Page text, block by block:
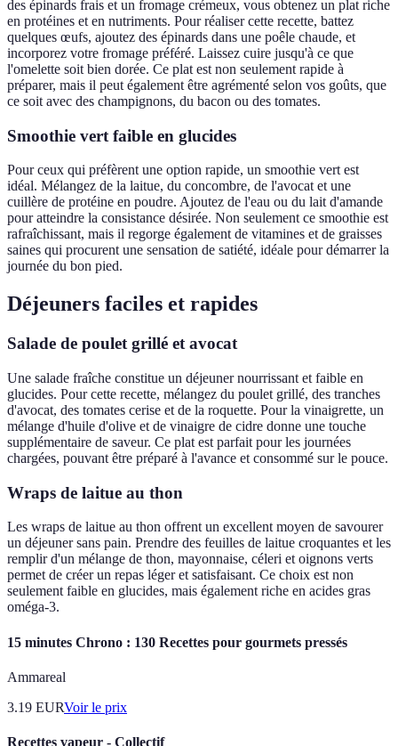
des épinards frais et un fromage crémeux, vous obtenez un plat riche
en protéines et en nutriments. Pour réaliser cette recette, battez
quelques œufs, ajoutez des épinards dans une poêle chaude, et
incorporez votre fromage préféré. Laissez cuire jusqu'à ce que
l'omelette soit bien dorée. Ce plat est non seulement rapide à
préparer, mais il peut également être agrémenté selon vos goûts, que
ce soit avec des champignons, du bacon ou des tomates.
Smoothie vert faible en glucides
Pour ceux qui préfèrent une option rapide, un smoothie vert est
idéal. Mélangez de la laitue, du concombre, de l'avocat et une
cuillère de protéine en poudre. Ajoutez de l'eau ou du lait d'amande
pour atteindre la consistance désirée. Non seulement ce smoothie est
rafraîchissant, mais il regorge également de vitamines et de graisses
saines qui procurent une sensation de satiété, idéale pour démarrer la
journée du bon pied.
Déjeuners faciles et rapides
Salade de poulet grillé et avocat
Une salade fraîche constitue un déjeuner nourrissant et faible en
glucides. Pour cette recette, mélangez du poulet grillé, des tranches
d'avocat, des tomates cerise et de la roquette. Pour la vinaigrette, un
mélange d'huile d'olive et de vinaigre de cidre donne une touche
supplémentaire de saveur. Ce plat est parfait pour les journées
chargées, pouvant être préparé à l'avance et consommé sur le pouce.
Wraps de laitue au thon
Les wraps de laitue au thon offrent un excellent moyen de savourer
un déjeuner sans pain. Prendre des feuilles de laitue croquantes et les
remplir d'un mélange de thon, mayonnaise, céleri et oignons verts
permet de créer un repas léger et satisfaisant. Ce choix est non
seulement faible en glucides, mais également riche en acides gras
oméga-3.
15 minutes Chrono : 130 Recettes pour gourmets pressés
Ammareal
3.19 EURVoir le prix
Recettes vapeur - Collectif